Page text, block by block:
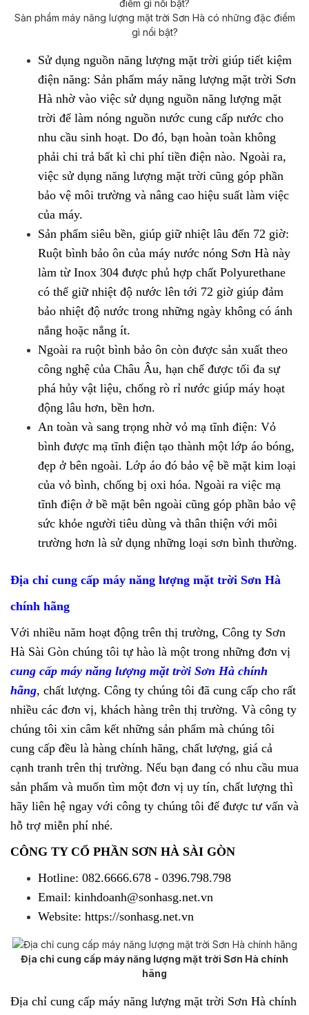
Sản phẩm máy năng lượng mặt trời Sơn Hà có những đặc điểm
gì nổi bật?
Sử dụng nguồn năng lượng mặt trời giúp tiết kiệm
điện năng: Sản phẩm máy năng lượng mặt trời Sơn
Hà nhờ vào việc sử dụng nguồn năng lượng mặt
trời để làm nóng nguồn nước cung cấp nước cho
nhu cầu sinh hoạt. Do đó, bạn hoàn toàn không
phải chi trả bất kì chi phí tiền điện nào. Ngoài ra,
việc sử dụng năng lượng mặt trời cũng góp phần
bảo vệ môi trường và nâng cao hiệu suất làm việc
của máy.
Sản phẩm siêu bền, giúp giữ nhiệt lâu đến 72 giờ:
Ruột bình bảo ôn của máy nước nóng Sơn Hà này
làm từ Inox 304 được phủ hợp chất Polyurethane
có thể giữ nhiệt độ nước lên tới 72 giờ giúp đảm
bảo nhiệt độ nước trong những ngày không có ánh
nắng hoặc nắng ít.
Ngoài ra ruột bình bảo ôn còn được sản xuất theo
công nghệ của Châu Âu, hạn chế được tối đa sự
phá hủy vật liệu, chống rò rỉ nước giúp máy hoạt
động lâu hơn, bền hơn.
An toàn và sang trọng nhờ vỏ mạ tĩnh điện: Vỏ
bình được mạ tĩnh điện tạo thành một lớp áo bóng,
đẹp ở bên ngoài. Lớp áo đó bảo vệ bề mặt kim loại
của vỏ bình, chống bị oxi hóa. Ngoài ra việc mạ
tĩnh điện ở bề mặt bên ngoài cũng góp phần bảo vệ
sức khỏe người tiêu dùng và thân thiện với môi
trường hơn là sử dụng những loại sơn bình thường.
Địa chỉ cung cấp máy năng lượng mặt trời Sơn Hà
chính hãng
Với nhiều năm hoạt động trên thị trường, Công ty Sơn
Hà Sài Gòn chúng tôi tự hào là một trong những đơn vị
cung cấp máy năng lượng mặt trời Sơn Hà chính
hãng, chất lượng. Công ty chúng tôi đã cung cấp cho rất
nhiều các đơn vị, khách hàng trên thị trường. Và công ty
chúng tôi xin câm kết những sản phẩm mà chúng tôi
cung cấp đều là hàng chính hãng, chất lượng, giá cả
cạnh tranh trên thị trường. Nếu bạn đang có nhu cầu mua
sản phẩm và muốn tìm một đơn vị uy tín, chất lượng thì
hãy liên hệ ngay với công ty chúng tôi để được tư vấn và
hỗ trợ miễn phí nhé.
CÔNG TY CỔ PHẦN SƠN HÀ SÀI GÒN
Hotline: 082.6666.678 - 0396.798.798
Email: kinhdoanh@sonhasg.net.vn
Website: https://sonhasg.net.vn
Địa chỉ cung cấp máy năng lượng mặt trời Sơn Hà chính
hãng
Địa chỉ cung cấp máy năng lượng mặt trời Sơn Hà chính